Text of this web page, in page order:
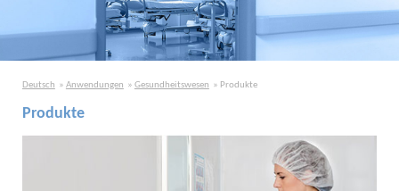
Deutsch Anwendungen Gesundheitswesen Produkte
Produkte